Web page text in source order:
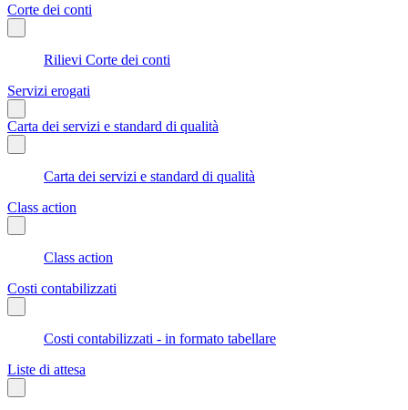
Corte dei conti
Rilievi Corte dei conti
Servizi erogati
Carta dei servizi e standard di qualità
Carta dei servizi e standard di qualità
Class action
Class action
Costi contabilizzati
Costi contabilizzati - in formato tabellare
Liste di attesa